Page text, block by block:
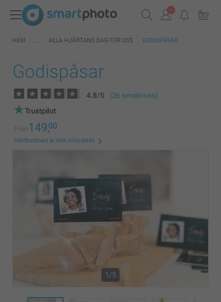
HEM ALLA HJÄRTANS DAG FÖR OSS GODISPÅSAR
Godispåsar
4.8/5 (26 omdömen)
Från149,00
fraktkostnad är inte inkluderat
1/5